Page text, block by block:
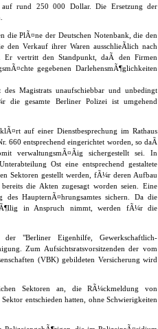
rund 250 000 Dollar. Die Ersetzung der
die PlÃ¤ne der Deutschen Notenbank, die den
den Verkauf ihrer Waren ausschlieÃlich nach
vertritt den Standpunkt, daÃ den Firmen
gegebenen DarlehensmÃ¶glichkeiten
Magistrats unaufschiebbar und unbedingt
gesamte Berliner Polizei ist umgehend
auf einer Dienstbesprechung im Rathaus
660 entsprechend eingerichtet worden, so daÃ
verwaltungsmÃ¤Ãig sichergestellt sei. In
Ost eine entsprechend gestaltete
Sektoren gestellt werden, fÃ¼r deren Aufbau
die Akten zugesagt worden seien. Eine
HaupternÃ¤hrungsamtes sichern. Da die
in Anspruch nimmt, werden fÃ¼r die
"Berliner Eigenhilfe, Gewerkschaftlich-
Zum Aufsichtsratsvorsitzenden der vom
(VBK) gebildeten Versicherung wird
Sektoren an, die RÃ¼ckmeldung von
entschieden hatten, ohne Schwierigkeiten